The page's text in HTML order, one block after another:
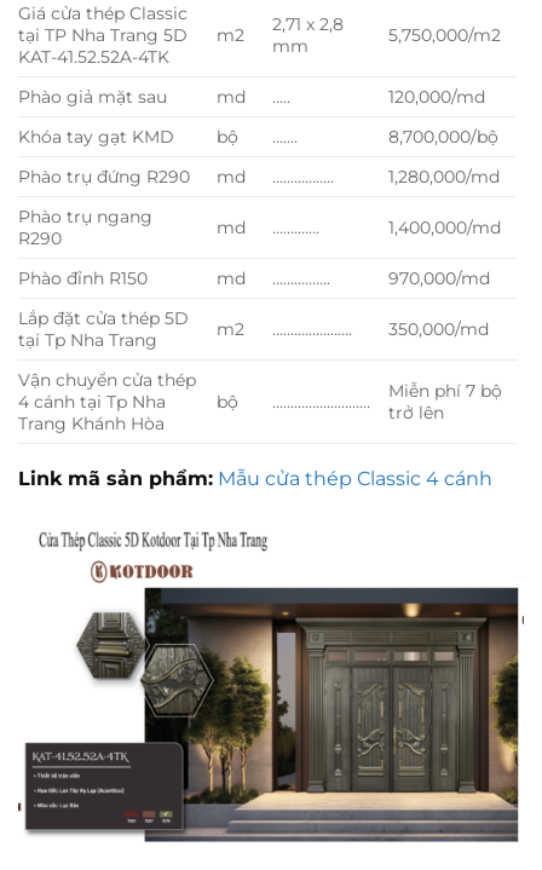
Giá cửa thép Classic
tại TP Nha Trang 5D
KAT-41.52.52A-4TK
m2
2,71 x 2,8
mm
5,750,000/m2
Phào giả mặt sau md …..
120,000/md
Khóa tay gạt KMD
bộ …….
8,700,000/bộ
Phào trụ đứng R290
md ……………..
1,280,000/md
Phào trụ ngang
R290
md …………. 1,400,000/md
Phào đỉnh R150 md …………….
970,000/md
Lắp đặt cửa thép 5D
tại Tp Nha Trang
m2 …………………. 350,000/md
Vận chuyển cửa thép
4 cánh tại Tp Nha
Trang Khánh Hòa
bộ ………………………
Miễn phí 7 bộ
trở lên
Link mã sản phẩm: Mẫu cửa thép Classic 4 cánh